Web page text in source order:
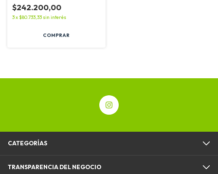
$242.200,00
3x$80.733,33 sin interés
CATEGORÍAS
TRANSPARENCIA DEL NEGOCIO